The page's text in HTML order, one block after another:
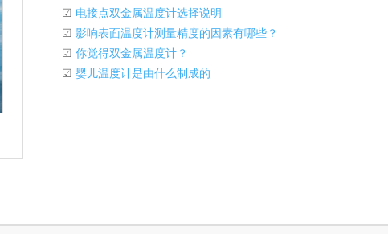
☑ 电接点双金属温度计选择说明
☑ 影响表面温度计测量精度的因素有哪些？
☑ 你觉得双金属温度计？
☑ 婴儿温度计是由什么制成的